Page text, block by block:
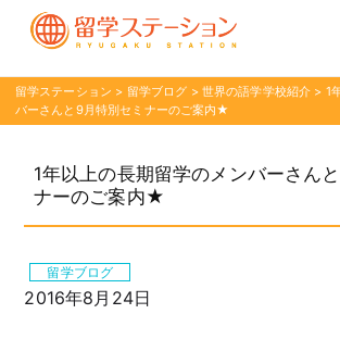
留学ステーション > 留学ブログ > 世界の語学学校紹介 > 1
バーさんと9月特別セミナーのご案内★
1年以上の長期留学のメンバーさん
ナーのご案内★
留学ブログ
2016年8月24日